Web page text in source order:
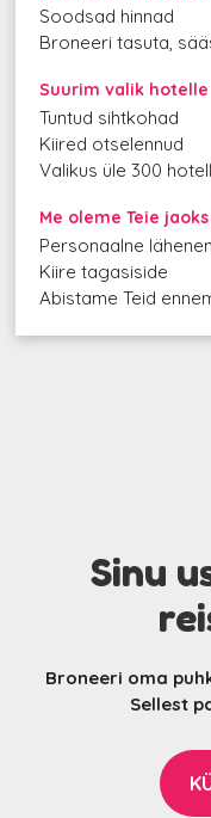
Soodsad hinnad
Broneeri tasuta,
Suurim valik hotelle
Tuntud sihtkohad
Kiired otselennud
Valikus üle 300
Me oleme Teie
Personaalne
Kiire tagasiside
Abistame Teid
Sinu
Broneeri oma
Sellest